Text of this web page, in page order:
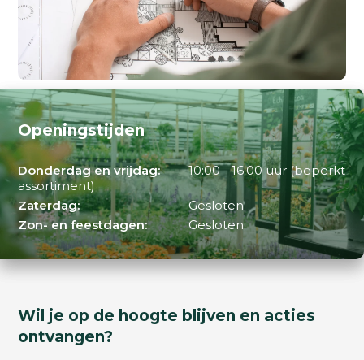
Openingstijden
Donderdag en vrijdag:
10:00 - 16:00 uur (beperkt
assortiment)
Zaterdag:
Gesloten
Zon- en feestdagen:
Gesloten
Wil je op de hoogte blijven en acties
ontvangen?